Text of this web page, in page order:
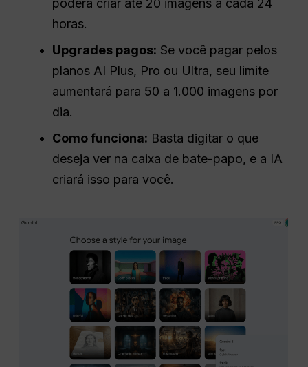
poderá criar até 20 imagens a cada 24
horas.
Upgrades pagos: Se você pagar pelos
planos AI Plus, Pro ou Ultra, seu limite
aumentará para 50 a 1.000 imagens por
dia.
Como funciona: Basta digitar o que
deseja ver na caixa de bate-papo, e a IA
criará isso para você.